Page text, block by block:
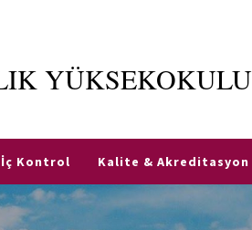
YÜKSEKOKULU
İç Kontrol Kalite & Akreditasyon